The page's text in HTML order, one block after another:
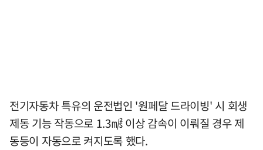
전기자동차 특유의 운전법인 '원페달 드라이빙' 시 회생
제동 기능 작동으로 1.3㎨ 이상 감속이 이뤄질 경우 제
동등이 자동으로 켜지도록 했다.